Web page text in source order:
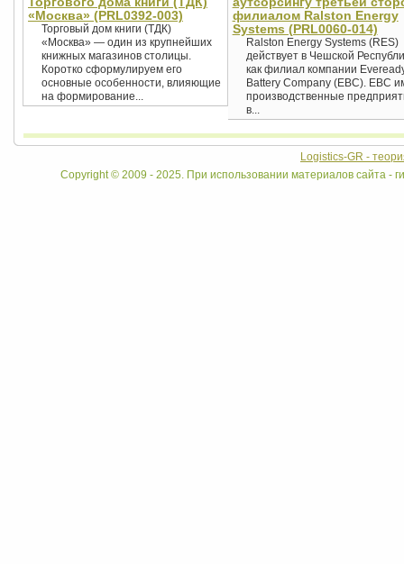
«Москва» (PRL0392-003)
Торговый дом книги (ТДК)
«Москва» — один из крупнейших
книжных магазинов столицы.
Коротко сформулируем его
основные особенности, влияющие
на формирование...
филиалом Ralston Energy
Systems (PRL0060-014)
Ralston Energy Systems (RES)
действует в Чешской
как филиал компании
Battery Company (EBC). EBC
производственные
в...
Logistics-GR -
Copyright © 2009 - 2025. При использовании материалов сайта -